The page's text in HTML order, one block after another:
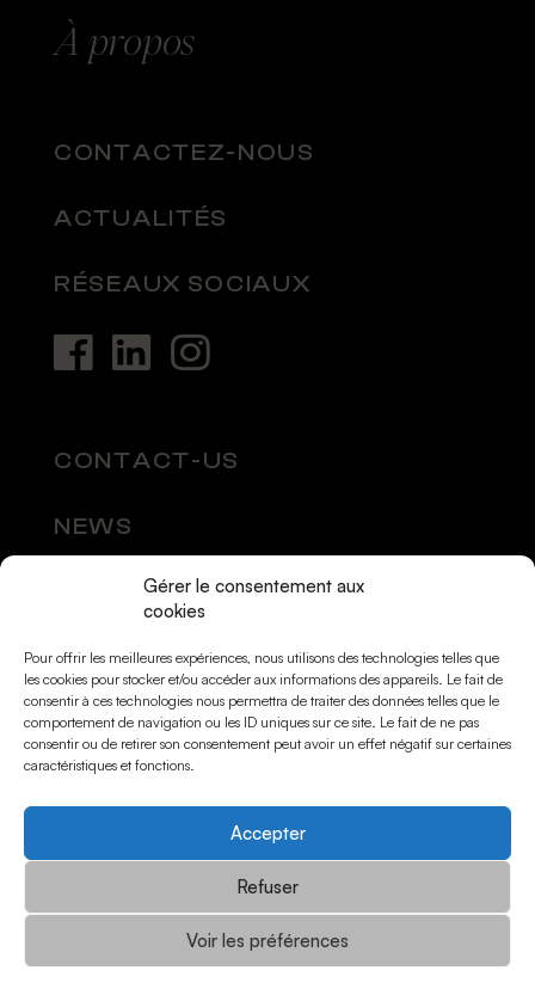
Gérer le consentement aux
cookies
Pour offrir les meilleures expériences, nous utilisons des technologies telles que
les cookies pour stocker et/ou accéder aux informations des appareils. Le fait de
consentir à ces technologies nous permettra de traiter des données telles que le
comportement de navigation ou les ID uniques sur ce site. Le fait de ne pas
consentir ou de retirer son consentement peut avoir un effet négatif sur certaines
caractéristiques et fonctions.
Accepter
Refuser
Voir les préférences
À propos
CONTACTEZ-NOUS
ACTUALITÉS
RÉSEAUX SOCIAUX
CONTACT-US
NEWS
SOCIAL MEDIA
© Momarts 2026
Politique de confidentialité